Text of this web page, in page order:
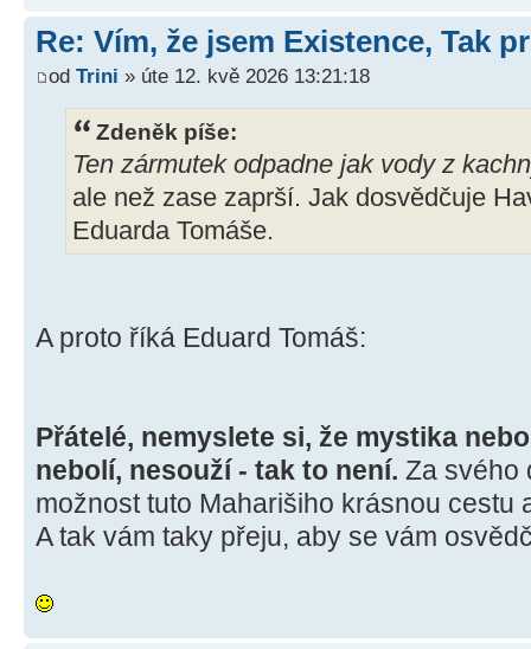
Re: Vím, že jsem Existence, Tak
od Trini » úte 12. kvě 2026 13:21:18
Zdeněk píše:
Ten zármutek odpadne jak vody z
ale než zase zaprší. Jak dosvědčuje
Eduarda Tomáše.
A proto říká Eduard Tomáš:
Přátelé, nemyslete si, že mystika
nebolí, nesouží - tak to není. Za svého
možnost tuto Maharišiho krásnou cestu
A tak vám taky přeju, aby se vám